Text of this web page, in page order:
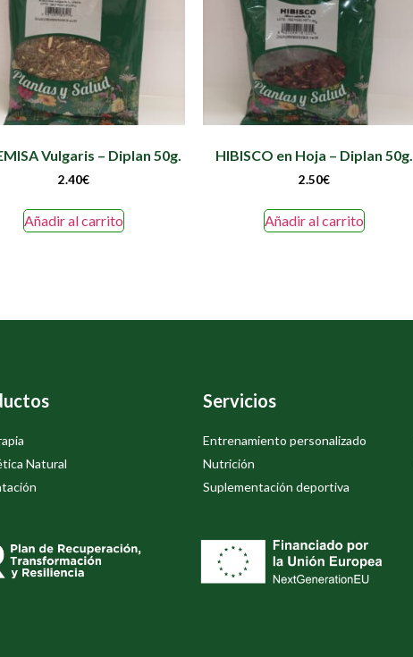
Vulgaris – Diplan 50g.
2.40€
Añadir al carrito
HIBISCO en Hoja – Diplan 50g.
2.50€
Añadir al carrito
Natural
Servicios
Entrenamiento personalizado
Nutrición
Suplementación deportiva